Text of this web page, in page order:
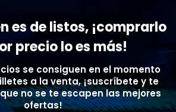
es de listos, ¡comprarlo
precio lo es más!
se consiguen en el momento
a la venta, ¡suscríbete y te
no se te escapen las mejores
ofertas!